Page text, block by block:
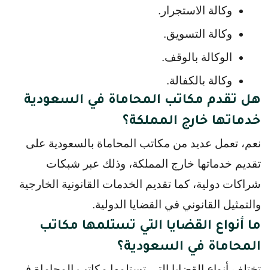
وكالة الاستجرار.
وكالة التسويق.
الوكالة بالوقف.
وكالة بالكفالة.
هل تقدم مكاتب المحاماة في السعودية
خدماتها خارج المملكة؟
نعم، تعمل عديد من مكاتب المحاماة بالسعودية على
تقديم خدماتها خارج المملكة، وذلك عبر شبكات
شراكات دولية، كما تقديم الخدمات القانونية الخارجية
والتمثيل القانوني في القضايا الدولية.
ما أنواع القضايا التي تستلمها مكاتب
المحاماة في السعودية؟